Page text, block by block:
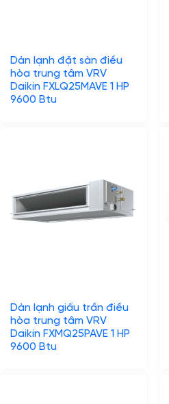
Dàn lạnh đặt sàn điều
hòa trung tâm VRV
Daikin FXLQ25MAVE 1 HP
9600 Btu
Dàn lạnh giấu trần điều
hòa trung tâm VRV
Daikin FXMQ25PAVE 1 HP
9600 Btu